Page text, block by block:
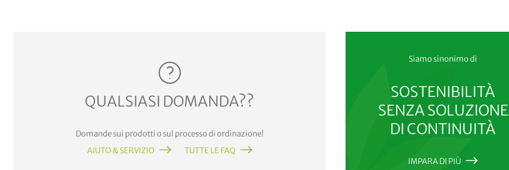
QUALSIASI DOMANDA??
Domande sui prodotti o sul processo di ordinazione!
AIUTO & SERVIZIO
TUTTE LE FAQ
Siamo sinonimo di
SOSTENIBILITÀ
SENZA SOLUZIONE
DI CONTINUITÀ
IMPARA DI PIÙ